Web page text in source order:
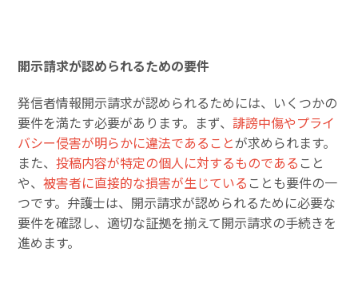
開示請求が認められるための要件
発信者情報開示請求が認められるためには、いくつかの
要件を満たす必要があります。まず、誹謗中傷やプライ
バシー侵害が明らかに違法であることが求められます。
また、投稿内容が特定の個人に対するものである こと
や、被害者に直接的な損害が生じている ことも要件の一
つです。弁護士は、開示請求が認められるために必要な
要件を確認し、適切な証拠を揃えて開示請求の手続きを
進めます。